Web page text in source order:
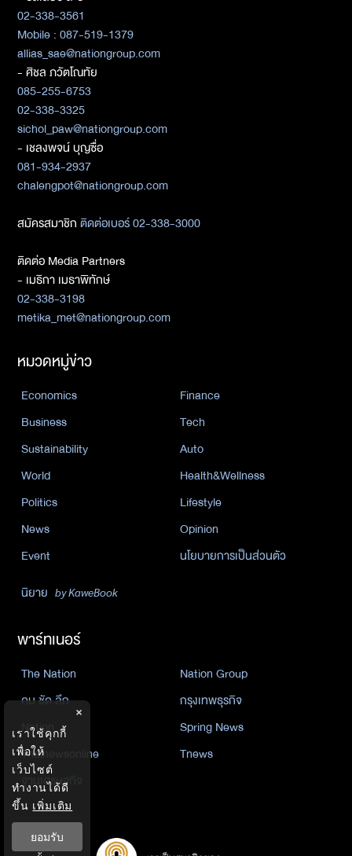
02-338-3561
Mobile : 087-519-1379
allias_sae@nationgroup.com
- ศิชล ภวัตโณทัย
085-255-6753
02-338-3325
sichol_paw@nationgroup.com
- เชลงพจน์ บุญซื่อ
081-934-2937
chalengpot@nationgroup.com
สมัครสมาชิกติดต่อเบอร์ 02-338-3000
ติดต่อ Media Partners
- เมธิกา เมธาพิทักษ์
02-338-3198
metika_met@nationgroup.com
หมวดหมู่ข่าว
Economics
Finance
Business
Tech
Sustainability
Auto
World
Health&Wellness
Politics
Lifestyle
News
Opinion
Event
นโยบายการเป็นส่วนตัว
นิยาย by KaweBook
พาร์ทเนอร์
The Nation
Nation Group
คม ชัด ลึก
กรุงเทพธุรกิจ
Nation
Spring News
Thainewsonline
Tnews
ฐานเศรษฐกิจ
×
เราใช้คุกกี้
เพื่อให้
เว็บไซต์
ทำงานได้ดี
ขึ้น เพิ่มเติม
ยอมรับ